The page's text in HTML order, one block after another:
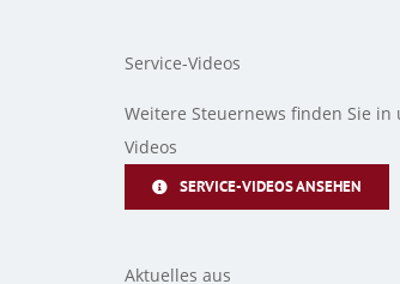
Service-Videos
Weitere Steuernews finden Sie in
Videos
SERVICE-VIDEOS ANSEHEN
Aktuelles aus